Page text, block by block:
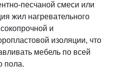
песчаной смеси или
жил нагревательного
и
изоляции, что
мебель по всей
пола.